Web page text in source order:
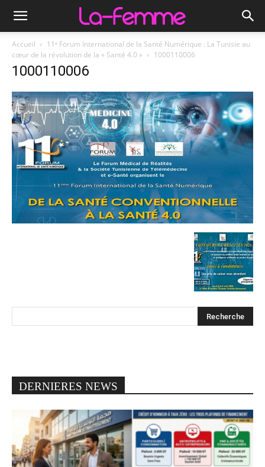
Accueil
11ᵉ Forum International de la Santé Numérique : La Tunisie au
cœur de la révolution de la « Santé 4.0 »
1000110006
1000110006
DERNIERES NEWS